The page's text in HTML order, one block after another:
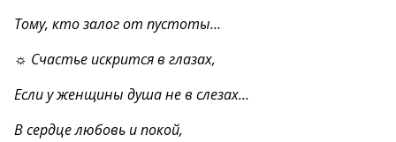
Тому, кто залог от пустоты…
☼ Счастье искрится в глазах,
Если у женщины душа не в слезах…
В сердце любовь и покой,